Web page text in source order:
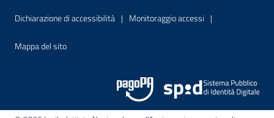
Dichiarazione di accessibilità Sito interno - Apre in una nuova finestra
Monitoraggio accessi Sito interno -
Mappa del sitoSito interno - Apre nella stessa finestra